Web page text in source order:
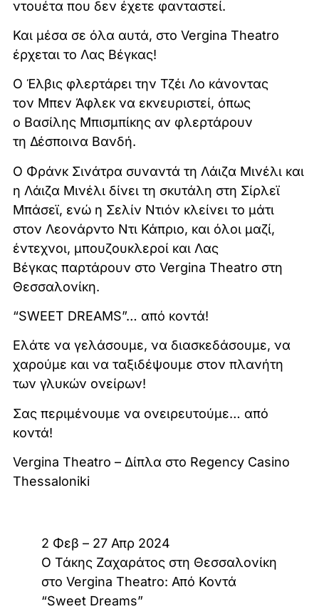
ντουέτα που δεν έχετε φανταστεί.
Και μέσα σε όλα αυτά, στο Vergina Theatro
έρχεται το Λας Βέγκας!
Ο Έλβις φλερτάρει την Τζέι Λο κάνοντας
τον Μπεν Άφλεκ να εκνευριστεί, όπως
ο Βασίλης Μπισμπίκης αν φλερτάρουν
τη Δέσποινα Βανδή.
Ο Φράνκ Σινάτρα συναντά τη Λάιζα Μινέλι και
η Λάιζα Μινέλι δίνει τη σκυτάλη στη Σίρλεϊ
Μπάσεϊ, ενώ η Σελίν Ντιόν κλείνει το μάτι
στον Λεονάρντο Ντι Κάπριο, και όλοι μαζί,
έντεχνοι, μπουζουκλεροί και Λας
Βέγκας παρτάρουν στο Vergina Theatro στη
Θεσσαλονίκη.
“SWEET DREAMS”… από κοντά!
Ελάτε να γελάσουμε, να διασκεδάσουμε, να
χαρούμε και να ταξιδέψουμε στον πλανήτη
των γλυκών ονείρων!
Σας περιμένουμε να ονειρευτούμε… από
κοντά!
Vergina Theatro – Δίπλα στο Regency Casino
Thessaloniki
2 Φεβ – 27 Απρ 2024
Ο Τάκης Ζαχαράτος στη Θεσσαλονίκη
στο Vergina Theatro: Από Κοντά
“Sweet Dreams”